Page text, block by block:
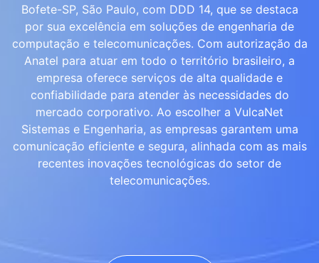
Bofete-SP, São Paulo, com DDD 14, que se destaca
por sua excelência em soluções de engenharia de
computação e telecomunicações. Com autorização da
Anatel para atuar em todo o território brasileiro, a
empresa oferece serviços de alta qualidade e
confiabilidade para atender às necessidades do
mercado corporativo. Ao escolher a VulcaNet
Sistemas e Engenharia, as empresas garantem uma
comunicação eficiente e segura, alinhada com as mais
recentes inovações tecnológicas do setor de
telecomunicações.